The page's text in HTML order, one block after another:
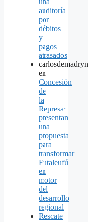
una
auditoría
por
débitos
y
pagos
atrasados
carlosdemadryn
en
Concesión
de
la
Represa:
presentan
una
propuesta
para
transformar
Futaleufú
en
motor
del
desarrollo
regional
Rescate